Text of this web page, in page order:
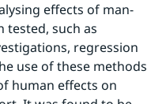
effects of man-
tested, such as
regression
use of these methods
human effects on